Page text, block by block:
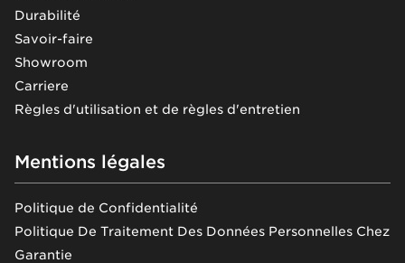
Durabilité
Savoir-faire
Showroom
Carriere
Règles d'utilisation et de règles d'entretien
Mentions légales
Politique de Confidentialité
Politique De Traitement Des Données Personnelles Chez
Garantie